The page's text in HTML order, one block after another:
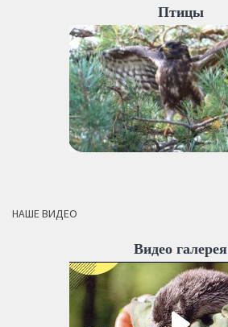
Птицы
НАШЕ ВИДЕО
Видео галерея